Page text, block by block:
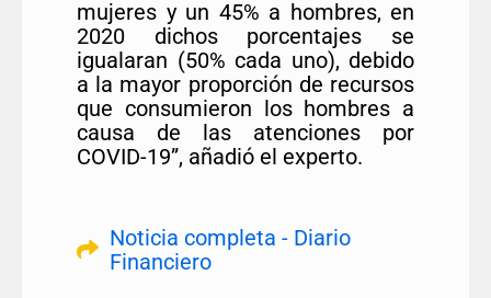
mujeres y un 45% a hombres, en
2020 dichos porcentajes se
igualaran (50% cada uno), debido
a la mayor proporción de recursos
que consumieron los hombres a
causa de las atenciones por
COVID-19”, añadió el experto.
Noticia completa - Diario
Financiero